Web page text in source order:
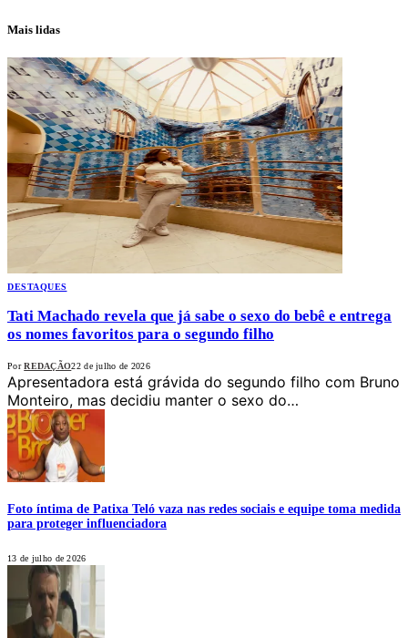
Mais lidas
DESTAQUES
Tati Machado revela que já sabe o sexo do bebê e entrega
os nomes favoritos para o segundo filho
Por REDAÇÃO22 de julho de 2026
Apresentadora está grávida do segundo filho com Bruno
Monteiro, mas decidiu manter o sexo do…
Foto íntima de Patixa Teló vaza nas redes sociais e equipe toma medida
para proteger influenciadora
13 de julho de 2026